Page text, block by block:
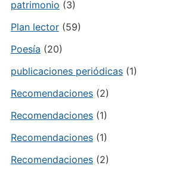
patrimonio (3)
Plan lector(59)
Poesía (20)
publicaciones periódicas(1)
Recomendaciones(2)
Recomendaciones(1)
Recomendaciones(1)
Recomendaciones(2)